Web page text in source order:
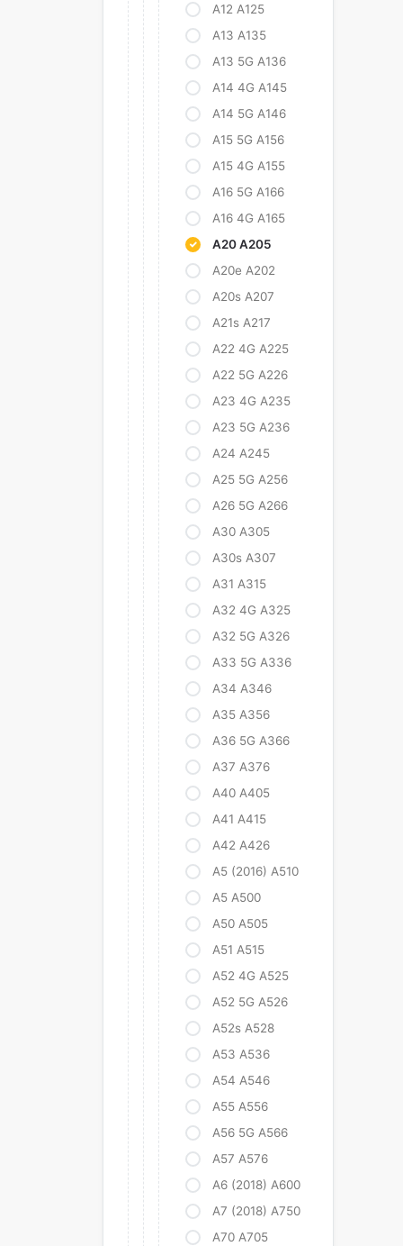
A12 A125
A13 A135
A13 5G A136
A14 4G A145
A14 5G A146
A15 5G A156
A15 4G A155
A16 5G A166
A16 4G A165
A20 A205
A20e A202
A20s A207
A21s A217
A22 4G A225
A22 5G A226
A23 4G A235
A23 5G A236
A24 A245
A25 5G A256
A26 5G A266
A30 A305
A30s A307
A31 A315
A32 4G A325
A32 5G A326
A33 5G A336
A34 A346
A35 A356
A36 5G A366
A37 A376
A40 A405
A41 A415
A42 A426
A5 (2016) A510
A5 A500
A50 A505
A51 A515
A52 4G A525
A52 5G A526
A52s A528
A53 A536
A54 A546
A55 A556
A56 5G A566
A57 A576
A6 (2018) A600
A7 (2018) A750
A70 A705